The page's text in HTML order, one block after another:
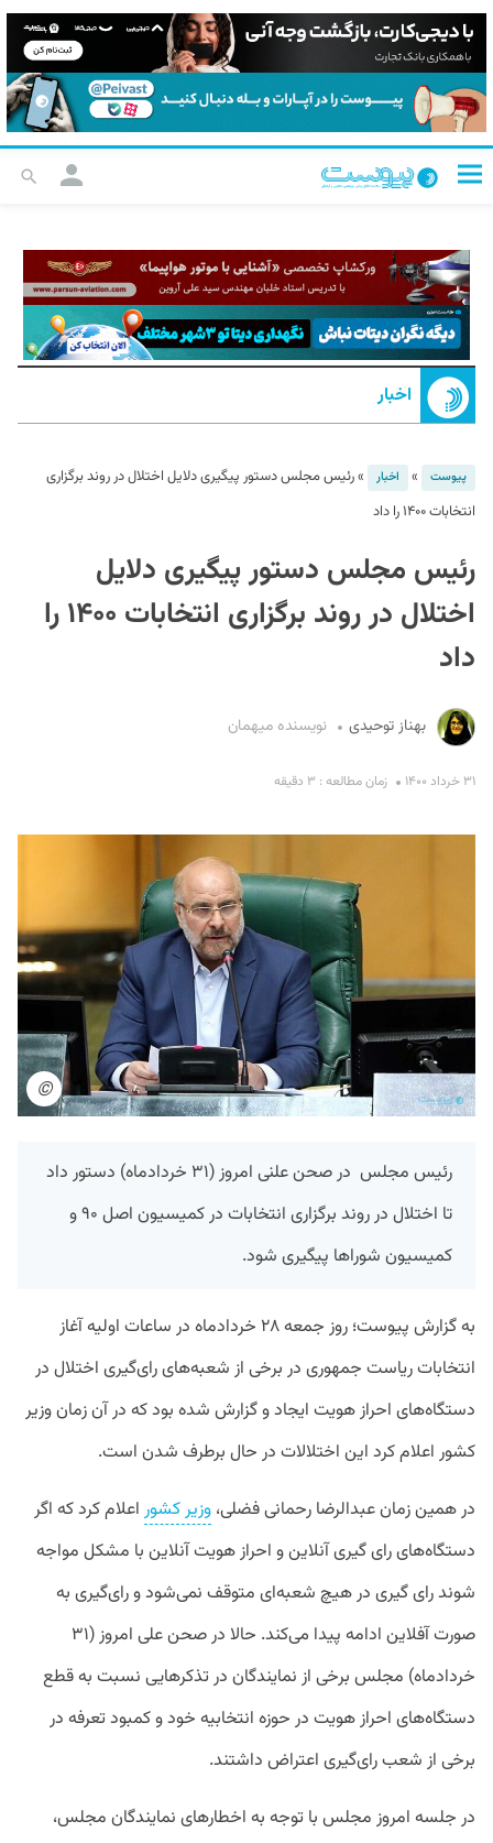
اخبار
پیوست » اخبار »رئیس مجلس دستور پیگیری دلایل اختلال در روند برگزاری
انتخابات ۱۴۰۰ را داد
رئیس مجلس دستور پیگیری دلایل
اختلال در روند برگزاری انتخابات ۱۴۰۰ را
داد
بهناز توحیدی نویسنده میهمان
۳۱ خرداد ۱۴۰۰ زمان مطالعه : ۳ دقیقه
©
رئیس مجلس در صحن علنی امروز (۳۱ خردادماه) دستور داد
تا اختلال در روند برگزاری انتخابات در کمیسیون اصل ۹۰ و
کمیسیون شوراها پیگیری شود.
به گزارش پیوست؛ روز جمعه ۲۸ خردادماه در ساعات اولیه آغاز
انتخابات ریاست جمهوری در برخی از شعبه‌های رای‌گیری اختلال در
دستگاه‌های احراز هویت ایجاد و گزارش شده بود که در آن زمان وزیر
کشور اعلام کرد این اختلالات در حال برطرف شدن است.
در همین زمان عبدالرضا رحمانی فضلی، وزیر کشور اعلام کرد که اگر
دستگاه‌های رای گیری آنلاین و احراز هویت آنلاین با مشکل مواجه
شوند رای گیری در هیچ شعبه‌ای متوقف نمی‌شود و رای‌گیری به
صورت آفلاین ادامه پیدا می‌کند. حالا در صحن علی امروز (۳۱
خردادماه) مجلس برخی از نمایندگان در تذکرهایی نسبت به قطع
دستگاه‌های احراز هویت در حوزه انتخابیه خود و کمبود تعرفه در
برخی از شعب رای‌گیری اعتراض داشتند.
در جلسه امروز مجلس با توجه به اخطارهای نمایندگان مجلس،